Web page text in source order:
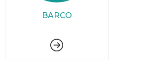
BARCO